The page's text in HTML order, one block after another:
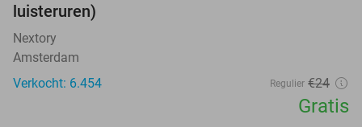
luisteruren)
Nextory
Amsterdam
Verkocht: 6.454
Regulier €24
Gratis